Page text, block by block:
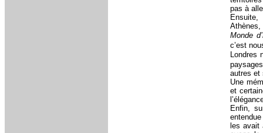
pas à
Monde
c’est
Londres
autres et
Une
et
Enfin,
les avait